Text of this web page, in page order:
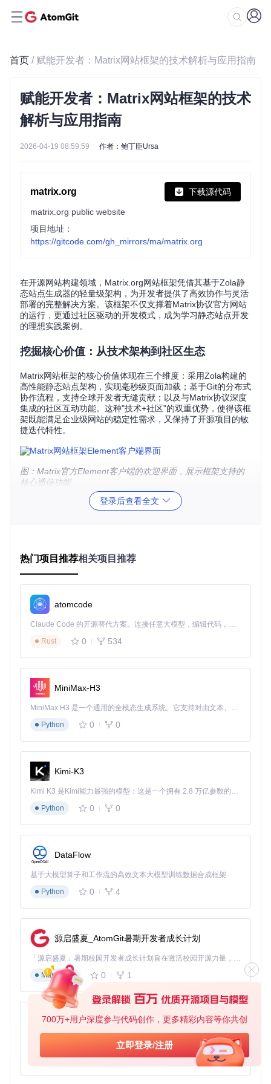
700万+用户深度参与代码创作，更多精彩内容等你共创
立即登录/注册
首页 / 赋能开发者：Matrix网站框架的技术解析与应用指南
赋能开发者：Matrix网站框架的技术
解析与应用指南
2026-04-19 08:59:59 作者：鲍丁臣Ursa
matrix.org 下载源代码
matrix.org public website
项目地址：
https://gitcode.com/gh_mirrors/ma/matrix.org
在开源网站构建领域，Matrix.org网站框架凭借其基于Zola静
态站点生成器的轻量级架构，为开发者提供了高效协作与灵活
部署的完整解决方案。该框架不仅支撑着Matrix协议官方网站
的运行，更通过社区驱动的开发模式，成为学习静态站点开发
的理想实践案例。
挖掘核心价值：从技术架构到社区生态
Matrix网站框架的核心价值体现在三个维度：采用Zola构建的
高性能静态站点架构，实现毫秒级页面加载；基于Git的分布式
协作流程，支持全球开发者无缝贡献；以及与Matrix协议深度
集成的社区互动功能。这种"技术+社区"的双重优势，使得该框
架既能满足企业级网站的稳定性需求，又保持了开源项目的敏
捷迭代特性。
图：Matrix官方Element客户端的欢迎界面，展示框架支持的
核心通信功能
解构技术原理：Zola驱动的静态站点工作流
经模板系统渲染为HTML，最终生成可直接部署的静态资源。
开发者通过zola serve
的实时预览。配置文件config.toml与navigation.toml分
别控制站点全局设置和导航结构，而Sass文件则负责主题样式
的定制。
🔍关键技术点：该框架创新性地将内容与表现分离，通过 tax
onomies系统实现内容分类，利用shortcodes机制嵌入动态组
拓展应用场景：超越官方网站的实践案例
迁移现有站点：企业文档中心改造
某云服务提供商利用Matrix框架重构其开发者文档，将原有的
WordPress系统迁移为静态站点，页面加载速度提升67%，同
时通过GitLab CI/CD实现文档更新的自动化部署。其核心改造
包括：使用Zola的section结构重组文档层级，通过自定义shor
版本文档管理。
一个区块链开源项目采用该框架构建社区门户，整合了博客、
贡献者名录和资源下载功能。特别值得关注的是其扩展的评论
系统——通过Matrix API将页面评论与项目社区聊天室联动，
议的创新应用。
起步阶段：修复文档与优化样式
新贡献者可从改进文档入手，如完善
指南，或优化Sass文件调整页面样式。通过提交PR熟悉协作
流程后，可尝试修复issue中的"good first issue"任务，例如调
整响应式布局或优化图片加载性能。
进阶发展：开发新功能模块
具备一定经验后，可参与功能开发，如为生态系统页面添加筛
建议深入研究模板系统，贡献如自动生成API文档的新shortco
de，或优化构建流程提升编译速度。
你可能想问
登录后查看全文
热门项目推荐相关项目推荐
atomcode
Claude Code 的开源替代方案。连接任意大模型，编辑代码，运行命令，自动验证 — 全自动执行。用 Rust 构建，极致性能。 ｜ An open-source alternative to Claude Code. Connect any LLM, edit code, run commands, and verify changes — autonomously. Built in Rust for speed. Get Started
Rust
0 534
MiniMax-H3
MiniMax H3 是一个通用的全模态生成系统。它支持对由文本、图像、视频和音频组成的多模态上下文进行统一理解，并能生成分辨率高达 2K、时长可达 15 秒的带原生立体声音频的视频。得益于面向任务泛化的系统设计，H3 在预训练阶段就已具备广泛的多模态上下文理解与生成能力，能够出色地执行复杂的多模态指令。
Python
0 0
Kimi-K3
Kimi K3 是Kimi能力最强的模型：这是一个拥有 2.8 万亿参数的混合专家（MoE）模型，具备原生视觉理解能力，并支持 100 万 token 的上下文窗口。
Python
0 0
DataFlow
基于大模型算子和工作流的高效文本大模型训练数据合成框架
Python
0 4
源启盛夏_AtomGit暑期开发者成长计划
「源启盛夏」暑期校园开发者成长计划旨在激活校园开源力量，通过积分激励、认证扶持、资源倾斜等形式，引导高校组织和开发者完成「入驻 — 建项目 — 做贡献 — 获认证 — 得资源」的完整闭环。无论你是想带领社团入驻平台的组织者，还是希望用代码贡献证明自己的开发者，都能在这里找到属于你的成长路径。
Markdown
0 1
py-xiaozhi
基于Python的Xiaozhi AI，适用于想要完整Xiaozhi体验而无需拥有专用硬件的用户。
Python
0 1